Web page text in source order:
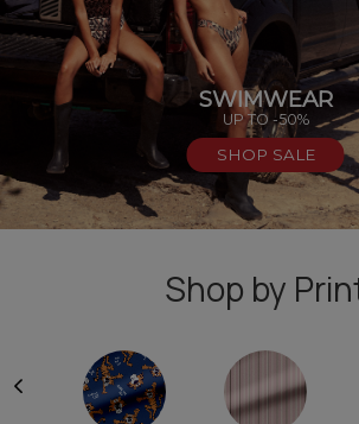
SWIMWEAR
UP TO -50%
SHOP SALE
Shop by